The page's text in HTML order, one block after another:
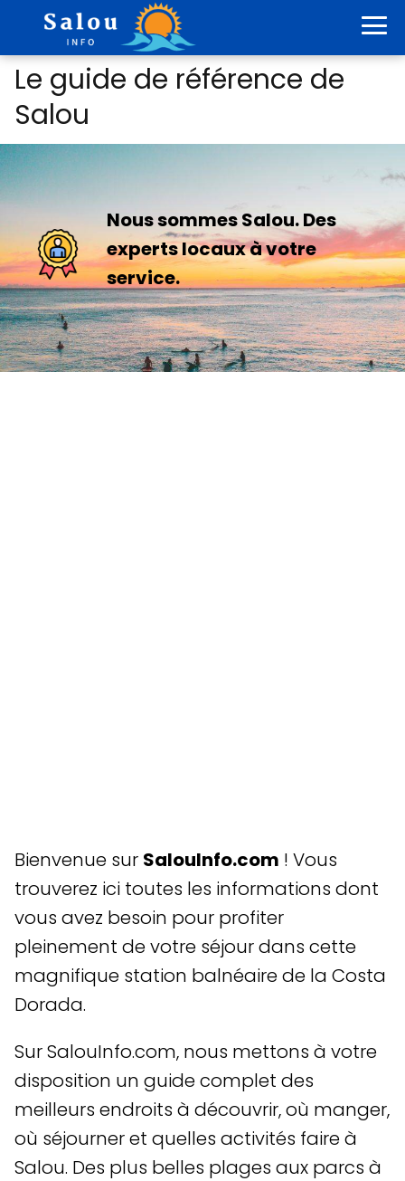
Le guide de référence de
Salou
Nous sommes Salou. Des
experts locaux à votre
service.
Bienvenue sur SalouInfo.com ! Vous
trouverez ici toutes les informations dont
vous avez besoin pour profiter
pleinement de votre séjour dans cette
magnifique station balnéaire de la Costa
Dorada.
Sur SalouInfo.com, nous mettons à votre
disposition un guide complet des
meilleurs endroits à découvrir, où manger,
où séjourner et quelles activités faire à
Salou. Des plus belles plages aux parcs à